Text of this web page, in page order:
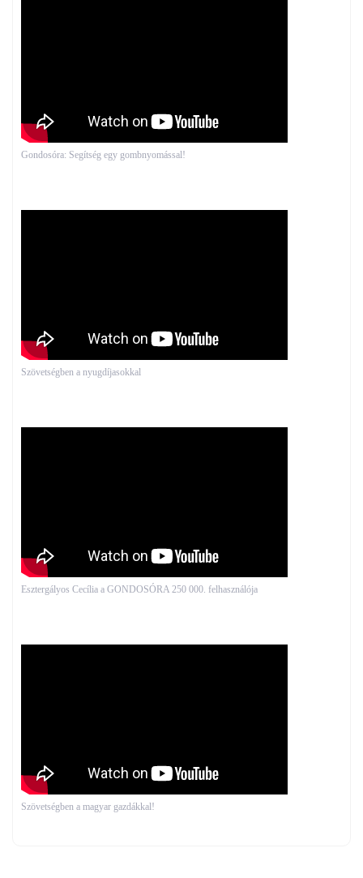
Gondosóra: Segítség egy gombnyomással!
Szövetségben a nyugdíjasokkal
Esztergályos Cecília a GONDOSÓRA 250 000. felhasználója
Szövetségben a magyar gazdákkal!